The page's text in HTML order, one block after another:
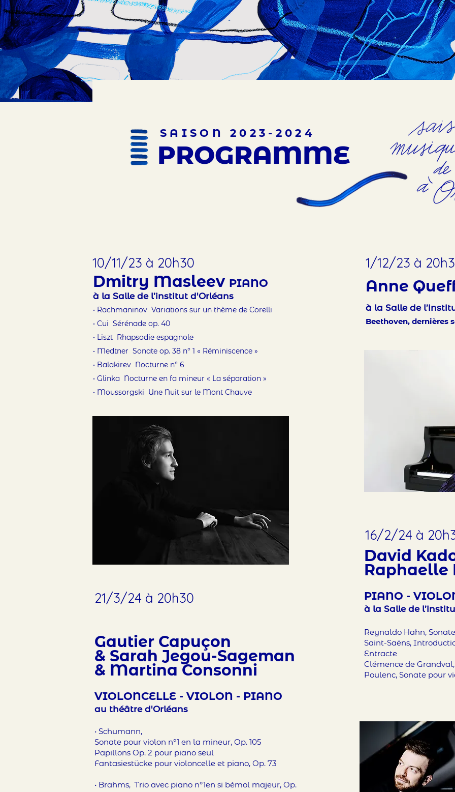
PROGRAMME
SAISON 2023-2024
10/11/23 à 20h30
Dmitry Masleev PIANO
à la Salle de l’institut d'Orléans
• Rachmaninov Variations sur un thème de Corelli
• Cui Sérénade op. 40
• Liszt Rhapsodie espagnole
• Medtner Sonate op. 38 n° 1 « Réminiscence »
• Balakirev Nocturne n° 6
• Glinka Nocturne en fa mineur « La séparation »
• Moussorgski Une Nuit sur le Mont Chauve
1/12/23 à
Anne
à la Salle de
16/2/24 à
Beethoven, dernières
21/3/24 à 20h30
Gautier Capuçon
& Sarah Jegou-Sageman
& Martina Consonni
VIOLONCELLE - VIOLON - PIANO
au théâtre d'Orléans
• Schumann,
Sonate pour violon n°1 en la mineur, Op. 105
Papillons Op. 2 pour piano seul
Fantasiestücke pour violoncelle et piano, Op. 73 ­­
• Brahms, Trio avec piano n°1en si bémol majeur, Op.
David
PIANO -
à la Salle de
Reynaldo Hahn,
Saint-Saëns,
Entracte
Clémence de
Poulenc, Sonate pour